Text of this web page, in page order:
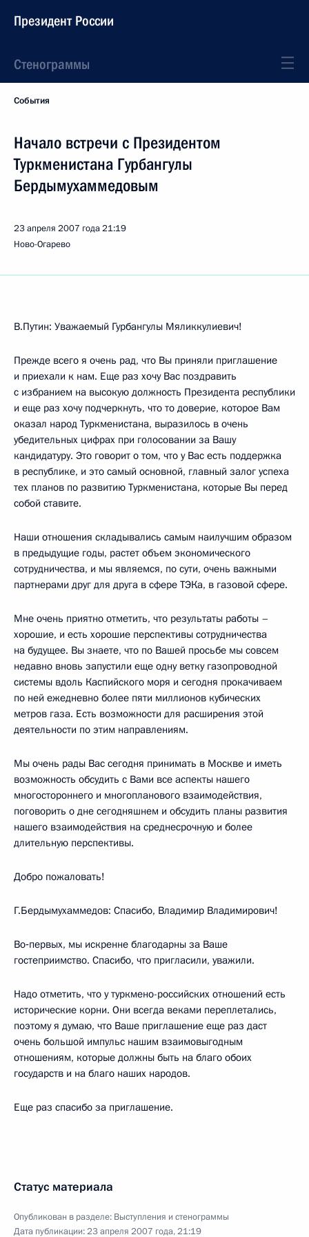
Президент России
Стенограммы
События
Начало встречи с Президентом
Туркменистана Гурбангулы
Бердымухаммедовым
23 апреля 2007 года21:19
Ново-Огарево
В.Путин: Уважаемый Гурбангулы Мяликкулиевич!
Прежде всего я очень рад, что Вы приняли приглашение
и приехали к нам. Еще раз хочу Вас поздравить
с избранием на высокую должность Президента республики
и еще раз хочу подчеркнуть, что то доверие, которое Вам
оказал народ Туркменистана, выразилось в очень
убедительных цифрах при голосовании за Вашу
кандидатуру. Это говорит о том, что у Вас есть поддержка
в республике, и это самый основной, главный залог успеха
тех планов по развитию Туркменистана, которые Вы перед
собой ставите.
Наши отношения складывались самым наилучшим образом
в предыдущие годы, растет объем экономического
сотрудничества, и мы являемся, по сути, очень важными
партнерами друг для друга в сфере ТЭКа, в газовой сфере.
Мне очень приятно отметить, что результаты работы –
хорошие, и есть хорошие перспективы сотрудничества
на будущее. Вы знаете, что по Вашей просьбе мы совсем
недавно вновь запустили еще одну ветку газопроводной
системы вдоль Каспийского моря и сегодня прокачиваем
по ней ежедневно более пяти миллионов кубических
метров газа. Есть возможности для расширения этой
деятельности по этим направлениям.
Мы очень рады Вас сегодня принимать в Москве и иметь
возможность обсудить с Вами все аспекты нашего
многостороннего и многопланового взаимодействия,
поговорить о дне сегодняшнем и обсудить планы развития
нашего взаимодействия на среднесрочную и более
длительную перспективы.
Добро пожаловать!
Г.Бердымухаммедов: Спасибо, Владимир Владимирович!
Во‑первых, мы искренне благодарны за Ваше
гостеприимство. Спасибо, что пригласили, уважили.
Надо отметить, что у туркмено-российских отношений есть
исторические корни. Они всегда веками переплетались,
поэтому я думаю, что Ваше приглашение еще раз даст
очень большой импульс нашим взаимовыгодным
отношениям, которые должны быть на благо обоих
государств и на благо наших народов.
Еще раз спасибо за приглашение.
Статус материала
Опубликован в разделе: Выступления и стенограммы
Дата публикации:23 апреля 2007 года, 21:19